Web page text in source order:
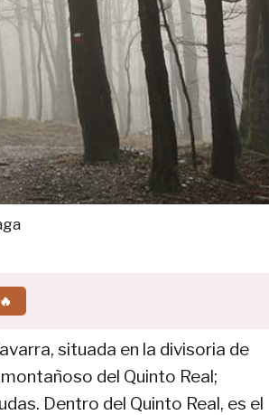
situada en la divisoria de
del Quinto Real;
Dentro del Quinto Real, es el